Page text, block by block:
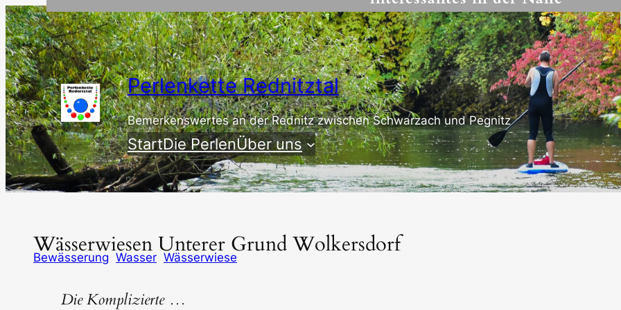
Zum
Inhalt
springen
Perlenkette Rednitztal
Bemerkenswertes an der Rednitz zwischen Schwarzach und Pegnitz
StartDie PerlenÜber uns
Wässerwiesen Unterer Grund Wolkersdorf
Bewässerung Wasser Wässerwiese
Die Komplizierte …